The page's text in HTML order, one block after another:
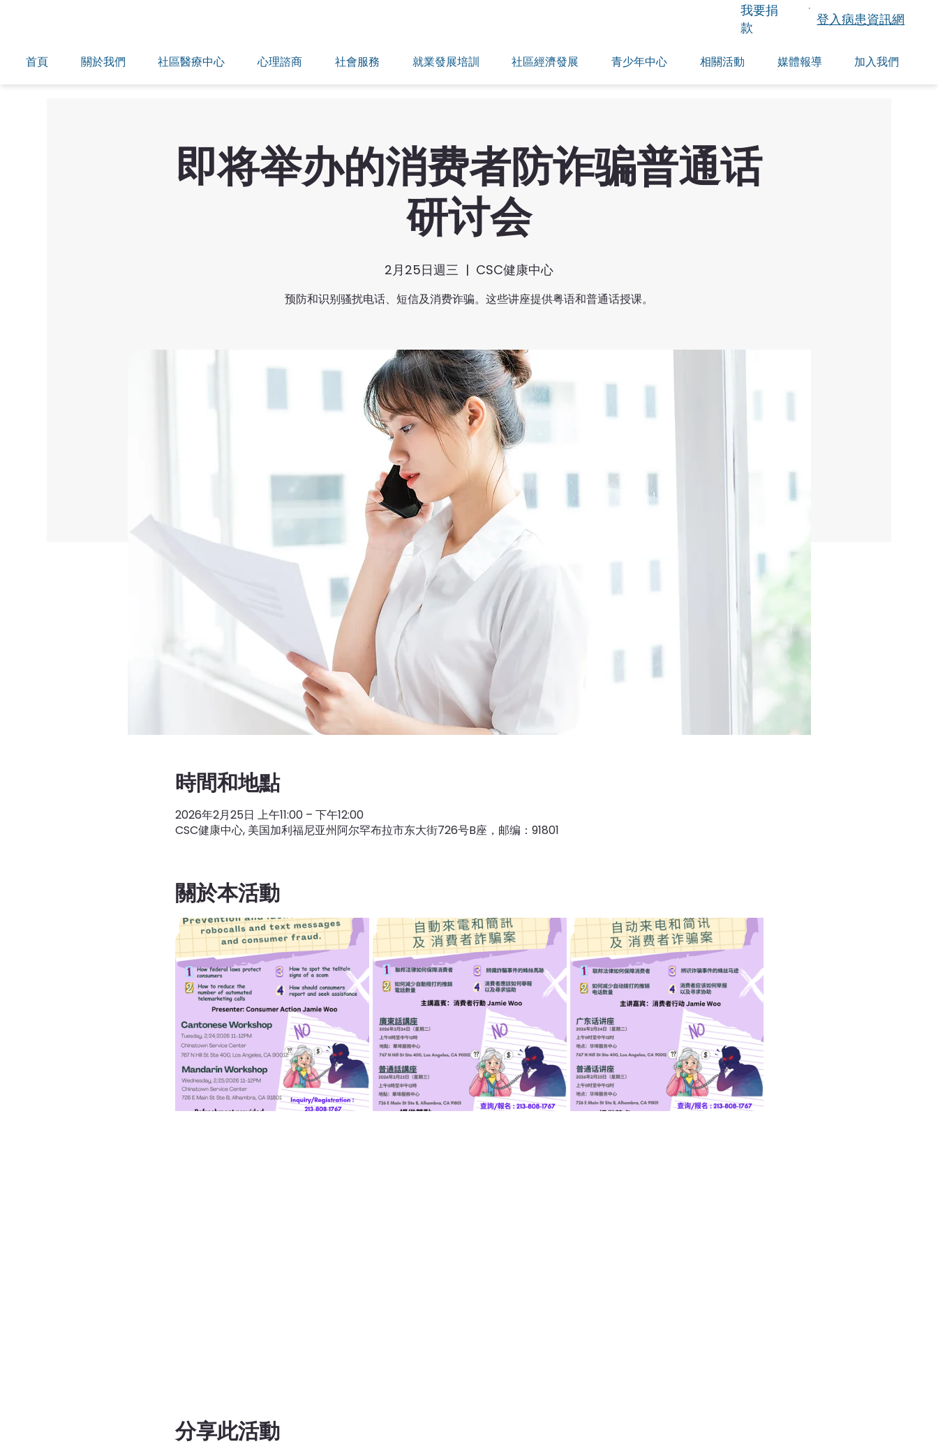
首頁 關於我們 社區醫療中心 心理諮商 社會服務 就業發展培訓 社區經濟發展 青少年中心 相關活動 媒體報導 加入我們
​我要捐
款
登入病患資訊網
即将举办的消费者防诈骗普通话
研讨会
2月25日週三
  |
CSC健康中心
预防和识别骚扰电话、短信及消费诈骗。这些讲座提供粤语和普通话授课。
時間和地點
2026年2月25日 上午11:00 – 下午12:00
CSC健康中心, 美国加利福尼亚州阿尔罕布拉市东大街726号B座，邮编：91801
關於本活動
分享此活動